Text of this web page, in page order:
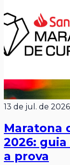
13 de jul. de 2026
Maratona
2026:
a prova